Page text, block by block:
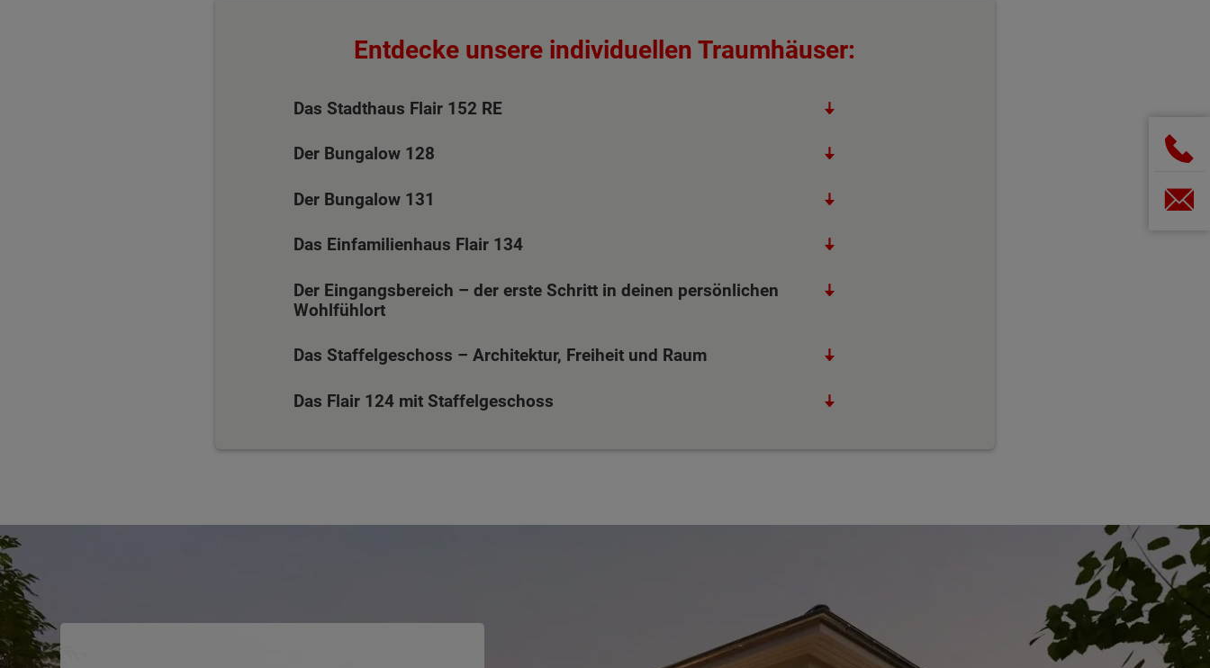
Entdecke unsere individuellen Traumhäuser:
Das Stadthaus Flair 152 RE
Der Bungalow 128
Der Bungalow 131
Das Einfamilienhaus Flair 134
Der Eingangsbereich – der erste Schritt in deinen persönlichen
Wohlfühlort
Das Staffelgeschoss – Architektur, Freiheit und Raum
Das Flair 124 mit Staffelgeschoss